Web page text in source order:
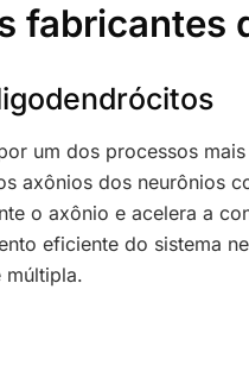
fabricantes
um dos processos
axônios dos neurônios
o axônio e acelera a
eficiente do sistema
múltipla.